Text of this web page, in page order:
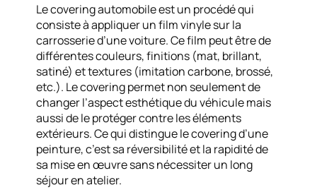
Le covering automobile est un procédé qui
consiste à appliquer un film vinyle sur la
carrosserie d’une voiture. Ce film peut être de
différentes couleurs, finitions (mat, brillant,
satiné) et textures (imitation carbone, brossé,
etc.). Le covering permet non seulement de
changer l’aspect esthétique du véhicule mais
aussi de le protéger contre les éléments
extérieurs. Ce qui distingue le covering d’une
peinture, c’est sa réversibilité et la rapidité de
sa mise en œuvre sans nécessiter un long
séjour en atelier.